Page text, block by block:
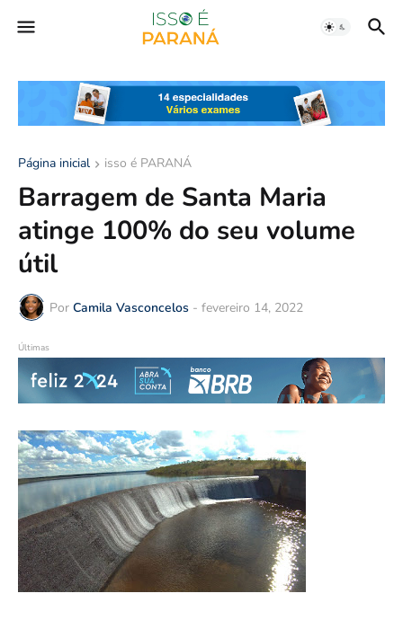
Página inicial isso é PARANÁ
Barragem de Santa Maria
atinge 100% do seu volume
útil
Por Camila Vasconcelos - fevereiro 14, 2022
Últimas